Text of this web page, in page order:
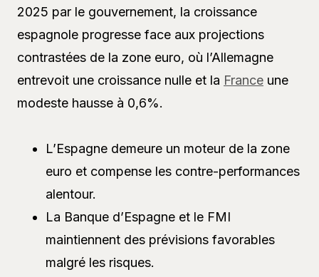
2025 par le gouvernement, la croissance
espagnole progresse face aux projections
contrastées de la zone euro, où l’Allemagne
entrevoit une croissance nulle et la France une
modeste hausse à 0,6%.
L’Espagne demeure un moteur de la zone
euro et compense les contre-performances
alentour.
La Banque d’Espagne et le FMI
maintiennent des prévisions favorables
malgré les risques.